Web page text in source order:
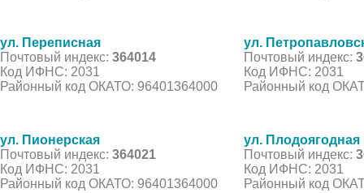
ул. Переписная
Почтовый индекс: 364014
Код ИФНС: 2031
Районный код ОКАТО: 96401364000
ул.
Почтовый индекс:
Код ИФНС: 2031
Районный код
ул. Пионерская
Почтовый индекс: 364021
Код ИФНС: 2031
Районный код ОКАТО: 96401364000
ул. Плодоягодная
Почтовый индекс:
Код ИФНС: 2031
Районный код